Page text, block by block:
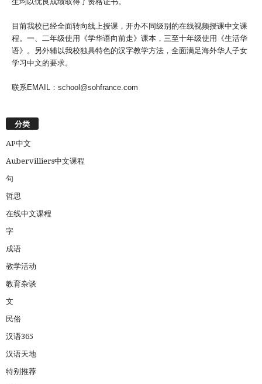
目前我校已经全面转向线上授课，开办不同级别的在线视频授课中文课
程。一、二年级使用《学华语向前走》课本，三至十年级使用《生活华
语》。另外辅以我校独具特色的汉字教学方法，全面满足海外华人子女
学习中文的要求。
联系EMAIL：school@sohfrance.com
分类
AP中文
Aubervilliers中文课程
句
哲思
在线中文课程
字
成语
教学活动
教育杂谈
文
民俗
汉语365
汉语天地
特别推荐